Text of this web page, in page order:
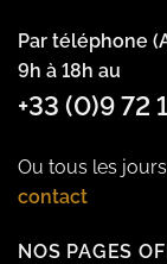
Par téléphone
9h à 18h au
+33 (0)9 72
Ou tous les
contact
NOS PAGES